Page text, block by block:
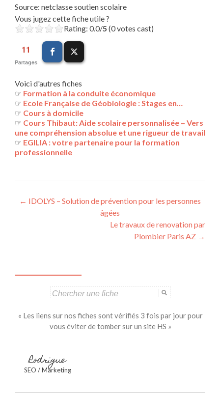
Source: netclasse soutien scolaire
Vous jugez cette fiche utile ?
Rating: 0.0/5 (0 votes cast)
11
Partages
Voici d'autres fiches
☞ Formation à la conduite économique
☞ Ecole Française de Géobiologie : Stages en…
☞ Cours à domicile
☞ Cours Thibaut: Aide scolaire personnalisée – Vers
une compréhension absolue et une rigueur de travail
☞ EGILIA : votre partenaire pour la formation
professionnelle
Navigation
← IDOLYS – Solution de prévention pour les personnes
âgées
Le travaux de renovation par
Plombier Paris AZ →
« Les liens sur nos fiches sont vérifiés 3 fois par jour pour
vous éviter de tomber sur un site HS »
Rodrigue
SEO / Marketing